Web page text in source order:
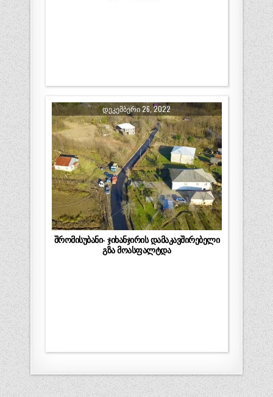
ᲓᲔᲙᲔᲛᲑᲔᲠᲘ 26, 2022
შრომისუბანი- ჯიხანჯირის დამაკავშირებელი
გზა მოასფალტდა